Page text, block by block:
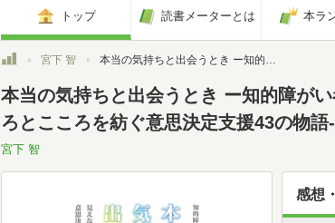
トップ 読書メーターとは 本ラ
トップ宮下 智 本当の気持ちと出会うとき ー知的障がい者入所支援施設30年の実践を語り・伝える 見えないこころとこころを紡ぐ意思決定支援43の物語-
本当の気持ちと出会うとき ー知的障が
ろとこころを紡ぐ意思決定支援43の物語-
宮下 智
感想